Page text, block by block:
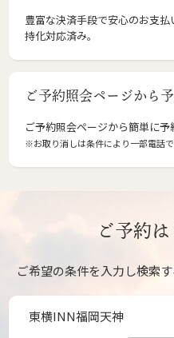
豊富な決済手段で安心のお支
持化対応済み。
ご予約照会ページから
ご予約照会ページから簡単に予
※お取り消しは条件により一部電話
ご予約
ご希望の条件を入力し検索
東横INN福岡天神